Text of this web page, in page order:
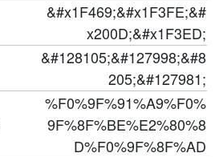
&#x1F469;&#x1F3FE;&#
x200D;&#x1F3ED;
&#128105;&#127998;&#8
205;&#127981;
%F0%9F%91%A9%F0%
9F%8F%BE%E2%80%8
D%F0%9F%8F%AD